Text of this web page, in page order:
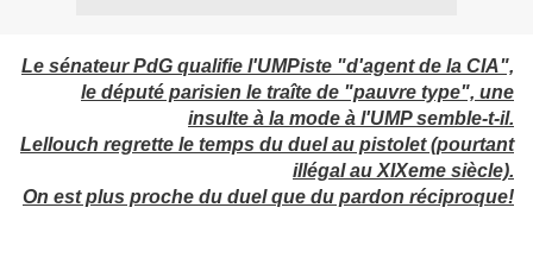
Le sénateur PdG qualifie l'UMPiste "d'agent de la CIA",
le député parisien le traîte de "pauvre type", une
insulte à la mode à l'UMP semble-t-il.
Lellouch regrette le temps du duel au pistolet (pourtant
illégal au XIXeme siècle).
On est plus proche du duel que du pardon réciproque!